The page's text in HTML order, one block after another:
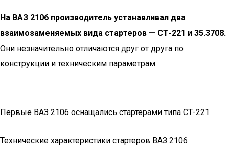
На ВАЗ 2106 производитель устанавливал два
взаимозаменяемых вида стартеров — СТ-221 и 35.3708.
Они незначительно отличаются друг от друга по
конструкции и техническим параметрам.
Первые ВАЗ 2106 оснащались стартерами типа СТ-221
Технические характеристики стартеров ВАЗ 2106